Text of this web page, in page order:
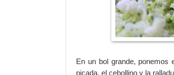
En un bol grande, ponemos
picada, el cebollino y la